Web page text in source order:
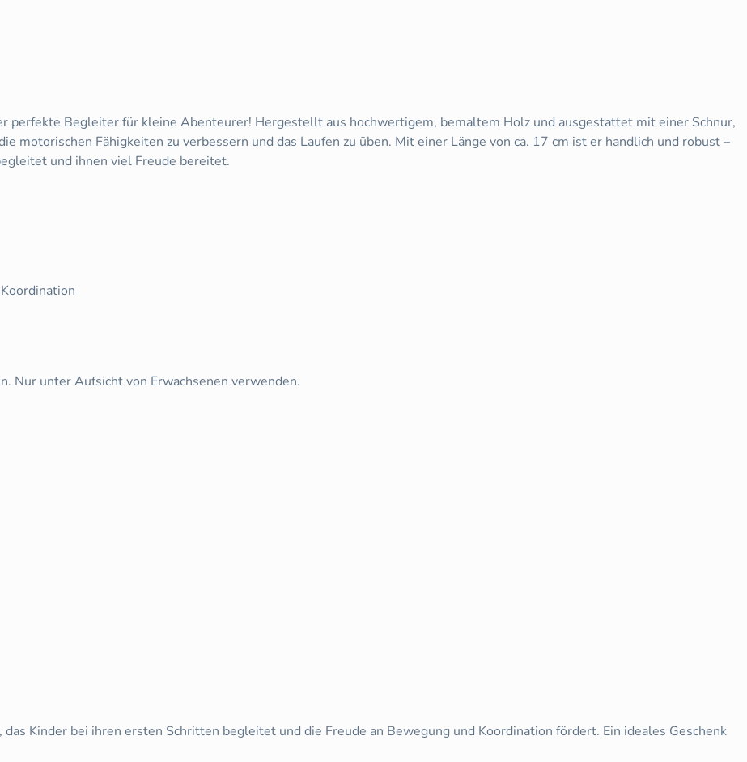
perfekte Begleiter für kleine Abenteurer! Hergestellt aus hochwertigem, bemaltem Holz und ausgestattet mit einer Schnur,
motorischen Fähigkeiten zu verbessern und das Laufen zu üben. Mit einer Länge von ca. 17 cm ist er handlich und robust –
und ihnen viel Freude bereitet.
Nur unter Aufsicht von Erwachsenen verwenden.
Kinder bei ihren ersten Schritten begleitet und die Freude an Bewegung und Koordination fördert. Ein ideales Geschenk